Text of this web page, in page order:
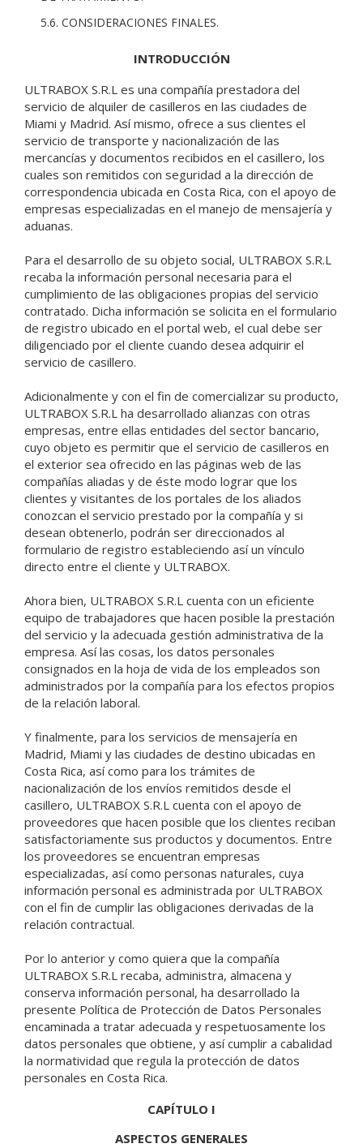
5.6. CONSIDERACIONES FINALES.
INTRODUCCIÓN
ULTRABOX S.R.L es una compañía prestadora del
servicio de alquiler de casilleros en las ciudades de
Miami y Madrid. Así mismo, ofrece a sus clientes el
servicio de transporte y nacionalización de las
mercancías y documentos recibidos en el casillero, los
cuales son remitidos con seguridad a la dirección de
correspondencia ubicada en Costa Rica, con el apoyo de
empresas especializadas en el manejo de mensajería y
aduanas.
Para el desarrollo de su objeto social, ULTRABOX S.R.L
recaba la información personal necesaria para el
cumplimiento de las obligaciones propias del servicio
contratado. Dicha información se solicita en el formulario
de registro ubicado en el portal web, el cual debe ser
diligenciado por el cliente cuando desea adquirir el
servicio de casillero.
Adicionalmente y con el fin de comercializar su producto,
ULTRABOX S.R.L ha desarrollado alianzas con otras
empresas, entre ellas entidades del sector bancario,
cuyo objeto es permitir que el servicio de casilleros en
el exterior sea ofrecido en las páginas web de las
compañías aliadas y de éste modo lograr que los
clientes y visitantes de los portales de los aliados
conozcan el servicio prestado por la compañía y si
desean obtenerlo, podrán ser direccionados al
formulario de registro estableciendo así un vínculo
directo entre el cliente y ULTRABOX.
Ahora bien, ULTRABOX S.R.L cuenta con un eficiente
equipo de trabajadores que hacen posible la prestación
del servicio y la adecuada gestión administrativa de la
empresa. Así las cosas, los datos personales
consignados en la hoja de vida de los empleados son
administrados por la compañía para los efectos propios
de la relación laboral.
Y finalmente, para los servicios de mensajería en
Madrid, Miami y las ciudades de destino ubicadas en
Costa Rica, así como para los trámites de
nacionalización de los envíos remitidos desde el
casillero, ULTRABOX S.R.L cuenta con el apoyo de
proveedores que hacen posible que los clientes reciban
satisfactoriamente sus productos y documentos. Entre
los proveedores se encuentran empresas
especializadas, así como personas naturales, cuya
información personal es administrada por ULTRABOX
con el fin de cumplir las obligaciones derivadas de la
relación contractual.
Por lo anterior y como quiera que la compañía
ULTRABOX S.R.L recaba, administra, almacena y
conserva información personal, ha desarrollado la
presente Política de Protección de Datos Personales
encaminada a tratar adecuada y respetuosamente los
datos personales que obtiene, y así cumplir a cabalidad
la normatividad que regula la protección de datos
personales en Costa Rica.
CAPÍTULO I
ASPECTOS GENERALES